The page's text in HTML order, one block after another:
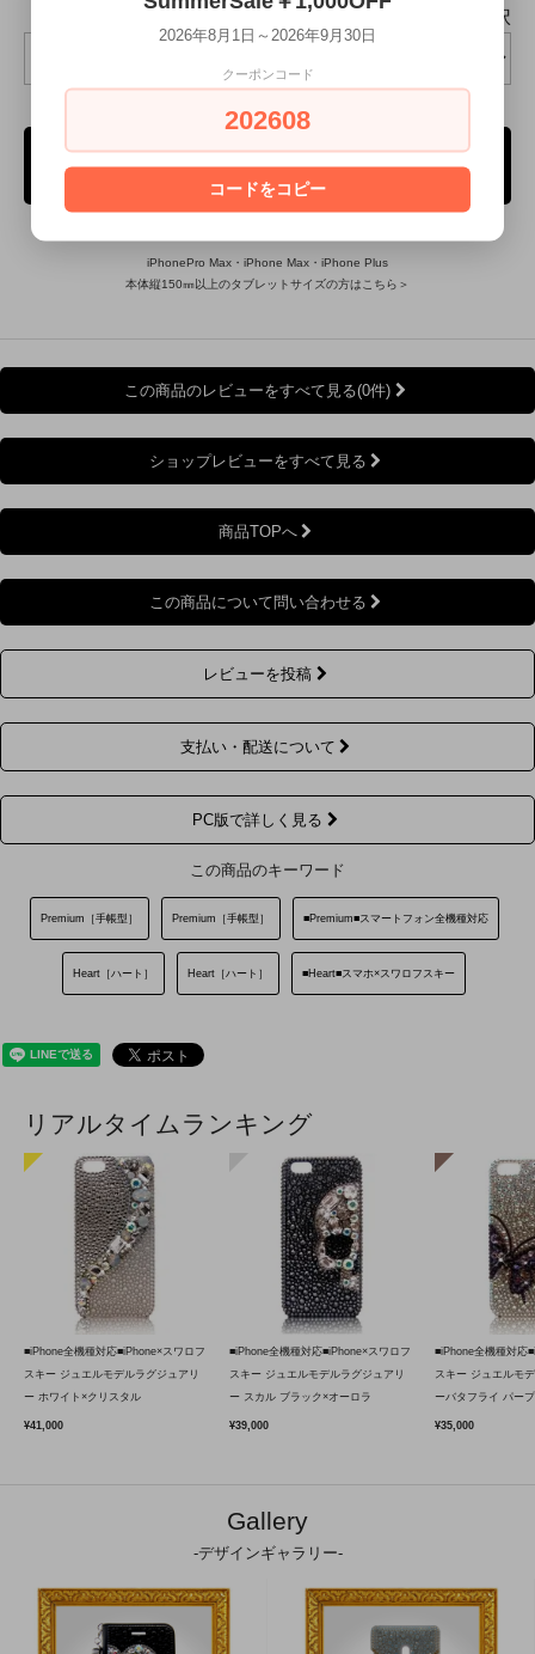
タッセル選択
ご購入手続き
iPhonePro Max・iPhone Max・iPhone Plus
本体縦150㎜以上のタブレットサイズの方はこちら＞
この商品のレビューをすべて見る(0件)
ショップレビューをすべて見る
商品TOPへ
この商品について問い合わせる
レビューを投稿
支払い・配送について
PC版で詳しく見る
この商品のキーワード
Premium［手帳型］ Premium［手帳型］ ■Premium■スマートフォン全機種対応
Heart［ハート］ Heart［ハート］ ■Heart■スマホ×スワロフスキー
リアルタイムランキング
■iPhone全機種対応■iPhone×スワロフ
スキー ジュエルモデルラグジュアリ
ー ホワイト×クリスタル
¥41,000
■iPhone全機種対応■iPhone×スワロフ
スキー ジュエルモデルラグジュアリ
ー スカル ブラック×オーロラ
¥39,000
■iPhone全機種対応
スキー ジュエルモ
ーバタフライ パー
¥35,000
Gallery
-デザインギャラリー-
2026年8月1日～2026年9月30日
クーポンコード
202608
コードをコピー